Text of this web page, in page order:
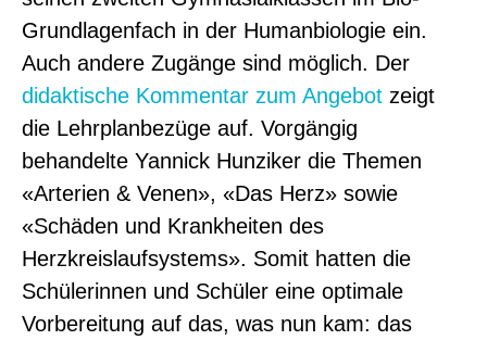
Grundlagenfach in der Humanbiologie ein.
Auch andere Zugänge sind möglich. Der
didaktische Kommentar zum Angebot zeigt
die Lehrplanbezüge auf. Vorgängig
behandelte Yannick Hunziker die Themen
«Arterien & Venen», «Das Herz» sowie
«Schäden und Krankheiten des
Herzkreislaufsystems». Somit hatten die
Schülerinnen und Schüler eine optimale
Vorbereitung auf das, was nun kam: das